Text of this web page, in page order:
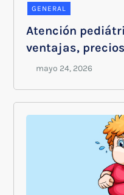
GENERAL
Atención
ventajas,